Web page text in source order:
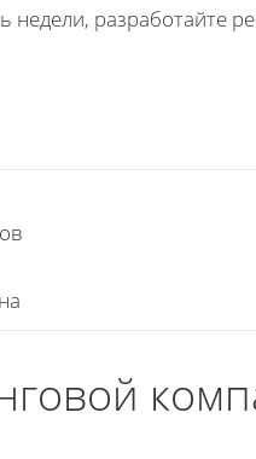
недели, разработайте